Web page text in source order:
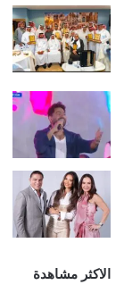
الاكثر مشاهدة